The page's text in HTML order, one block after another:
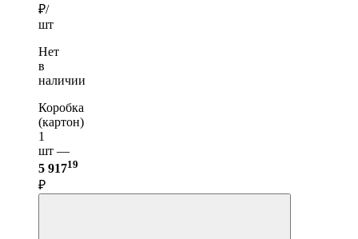
₽/
шт
Нет
в
наличии
Коробка
(картон)
1
шт —
5 91719
₽